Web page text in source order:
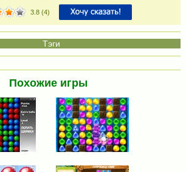
3.8(4)
Похожие игры